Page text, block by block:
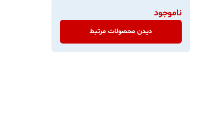
ناموجود
دیدن محصولات مرتبط